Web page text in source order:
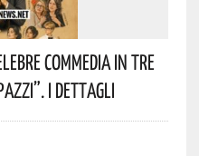
Commedia In Tre
I Dettagli